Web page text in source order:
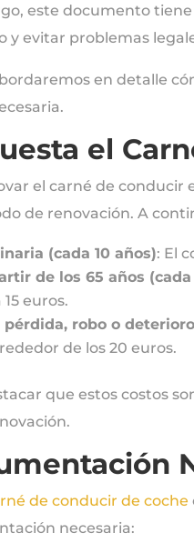
este documento
y evitar problemas
en detalle
el
el carné de
de renovación. A
(cada 10 años): El
de los 65 años (cada
euros.
pérdida, robo o deterioro
de los 20 euros.
que estos costos
de conducir de coche
necesaria: